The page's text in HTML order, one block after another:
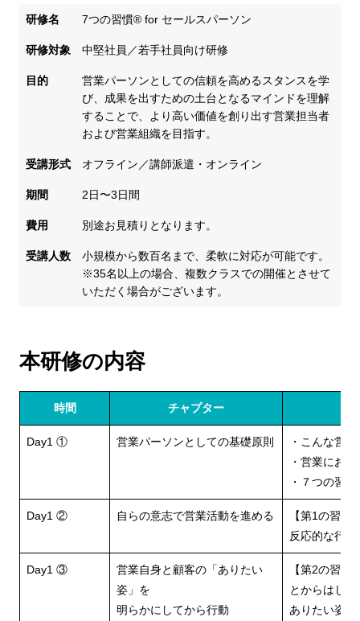
研修名 7つの習慣® for セールスパーソン
研修対象 中堅社員／若手社員向け研修
目的
営業パーソンとしての信頼を高めるスタンスを学
び、成果を出すための土台となるマインドを理解
することで、より高い価値を創り出す営業担当者
および営業組織を目指す。
受講形式 オフライン／講師派遣・オンライン
期間 2日〜3日間
費用 別途お見積りとなります。
受講人数
小規模から数百名まで、柔軟に対応が可能です。
※35名以上の場合、複数クラスでの開催とさせて
いただく場合がございます。
本研修の内容
時間 チャプター
Day1 ① 営業パーソンとしての基礎原則
・こんな営
・営業にお
・７つの習
Day1 ② 自らの意志で営業活動を進める
【第1の習
反応的な行
Day1 ③
営業自身と顧客の「ありたい
姿」を
明らかにしてから行動
【第2の習
とからはじめ
ありたい姿